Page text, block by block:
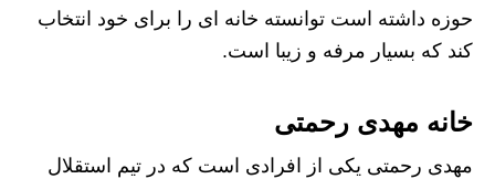
حوزه داشته است توانسته خانه ای را برای خود انتخاب
کند که بسیار مرفه و زیبا است.
خانه مهدی رحمتی
مهدی رحمتی یکی از افرادی است که در تیم استقلال